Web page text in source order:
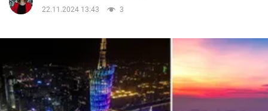
Polityka
Społeczeństwo
22.11.2024 13:43
3